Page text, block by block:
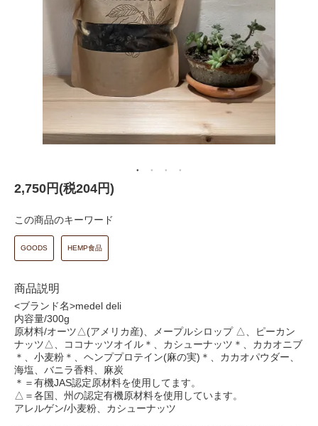
2,750円(税204円)
この商品のキーワード
GOODS HEMP食品
商品説明
<ブランド名>medel deli
内容量/300g
原材料/オーツ△(アメリカ産)、メープルシロップ △、ピーカン
ナッツ△、ココナッツオイル＊、カシューナッツ＊、カカオニブ
＊、小麦粉＊、ヘンププロテイン(麻の実)＊、カカオパウダー、
海塩、バニラ香料、麻炭
＊＝有機JAS認定原材料を使用してます。
△＝各国、州の認定有機原材料を使用しています。
アレルゲン/小麦粉、カシューナッツ